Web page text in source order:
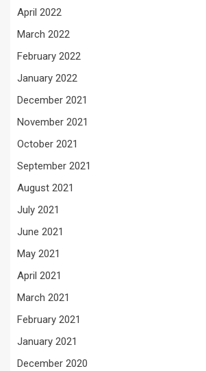
April 2022
March 2022
February 2022
January 2022
December 2021
November 2021
October 2021
September 2021
August 2021
July 2021
June 2021
May 2021
April 2021
March 2021
February 2021
January 2021
December 2020